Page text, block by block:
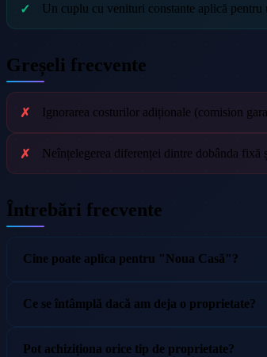
Un cuplu cu venituri constante aplică
Greșeli frecvente
Ignorarea costurilor adiționale (comision
Neînțelegerea diferenței dintre dobânda
Întrebări frecvente
Cine poate aplica pentru "Noua Casă"?
Ce se întâmplă dacă am deja o proprietate?
Pot achiziționa orice tip de proprietate?